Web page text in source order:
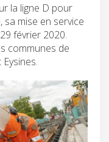
la ligne D pour
mise en service
février 2020.
communes de